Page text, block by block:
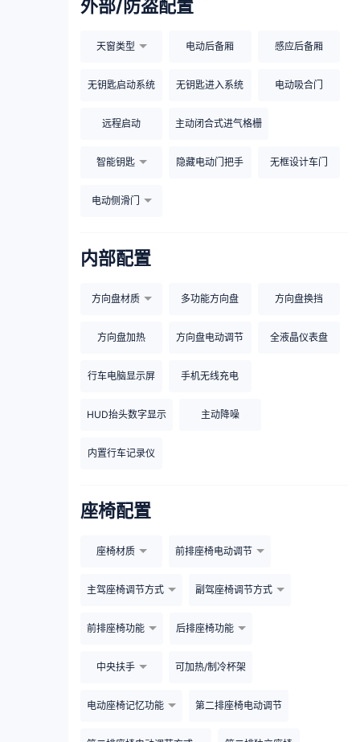
外部/防盗配置
天窗类型 电动后备厢 感应后备厢
无钥匙启动系统 无钥匙进入系统 电动吸合门
远程启动 主动闭合式进气格栅
智能钥匙 隐藏电动门把手 无框设计车门
电动侧滑门
内部配置
方向盘材质 多功能方向盘 方向盘换挡
方向盘加热 方向盘电动调节 全液晶仪表盘
行车电脑显示屏 手机无线充电
HUD抬头数字显示 主动降噪
内置行车记录仪
座椅配置
座椅材质 前排座椅电动调节
主驾座椅调节方式 副驾座椅调节方式
前排座椅功能 后排座椅功能
中央扶手 可加热/制冷杯架
电动座椅记忆功能 第二排座椅电动调节